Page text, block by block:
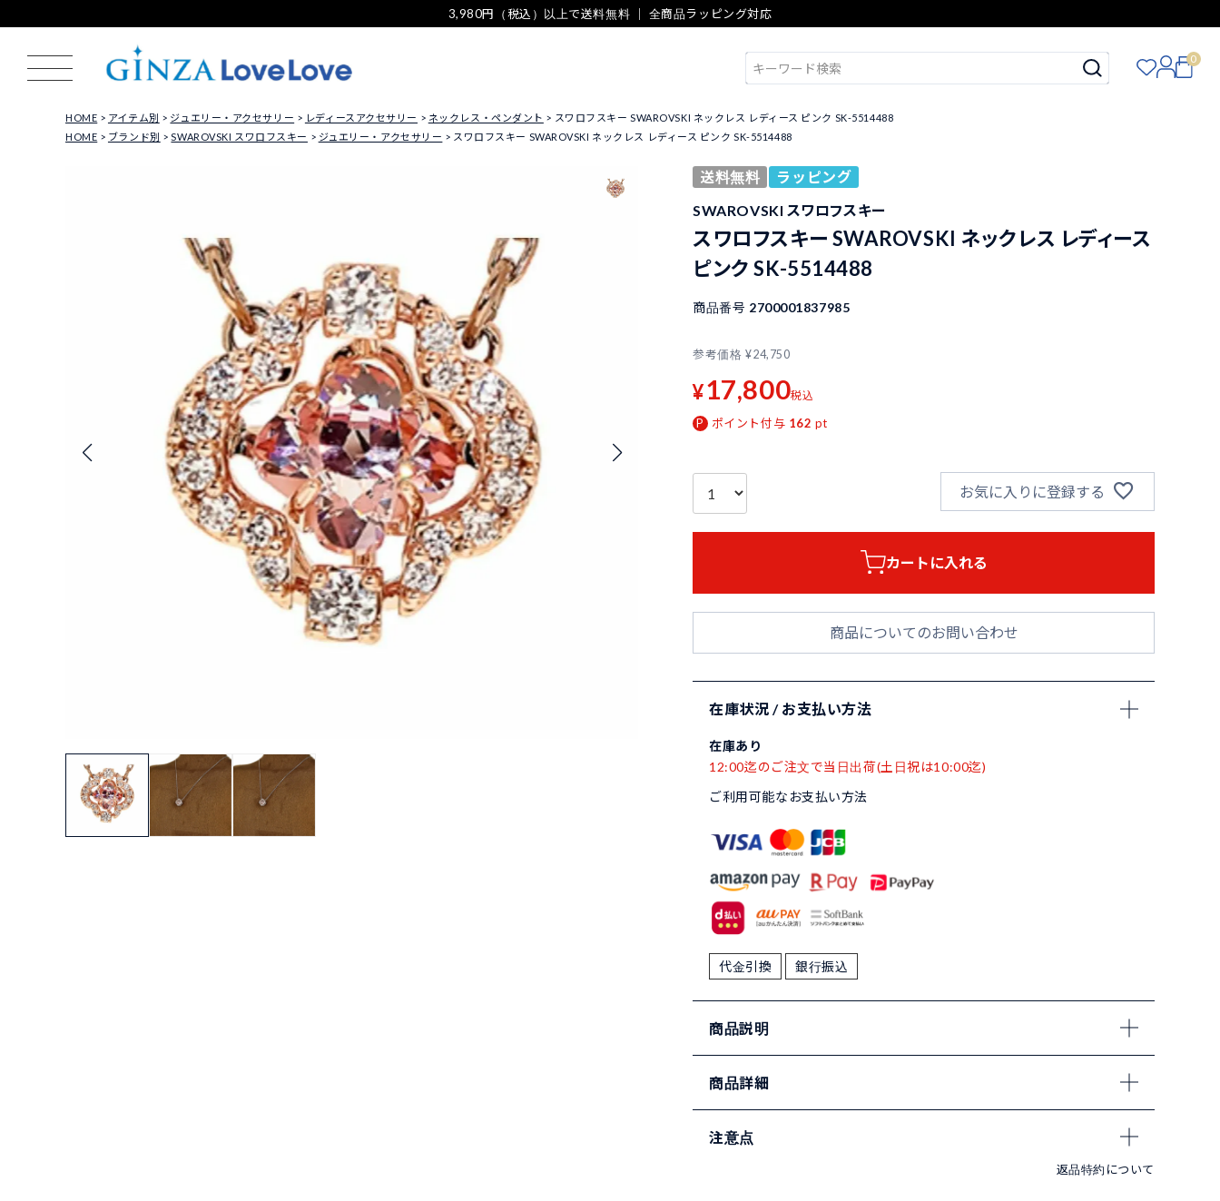
3,980円（税込）以上で送料無料 ｜ 全商品ラッピング対応
0
HOME アイテム別 ジュエリー・アクセサリー レディースアクセサリー ネックレス・ペンダント
スワロフスキー SWAROVSKI ネックレス レディース ピンク SK-5514488
HOME
ブランド別 SWAROVSKI スワロフスキー ジュエリー・アクセサリー スワロフスキー SWAROVSKI ネックレス レディース ピンク SK-5514488
送料無料
ラッピング
SWAROVSKI スワロフスキー
スワロフスキー SWAROVSKI ネックレス レディース
ピンク SK-5514488
商品番号 2700001837985
参考価格 ¥24,750
¥17,800税込
ポイント付与 162 pt
お気に入りに登録する
カートに入れる
商品についてのお問い合わせ
在庫状況 / お支払い方法
在庫あり
12:00迄のご注文で当日出荷(土日祝は10:00迄)
ご利用可能なお支払い方法
代金引換 銀行振込
商品説明
商品詳細
注意点
返品特約について